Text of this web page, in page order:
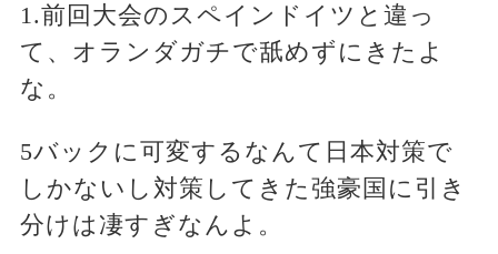
1.前回大会のスペインドイツと違っ
て、オランダガチで舐めずにきたよ
な。
5バックに可変するなんて日本対策で
しかないし対策してきた強豪国に引き
分けは凄すぎなんよ。